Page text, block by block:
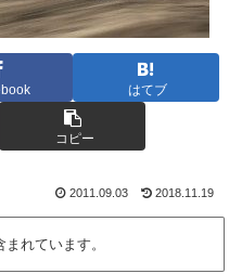
はてブ
コピー
2011.09.03 2018.11.19
れています。